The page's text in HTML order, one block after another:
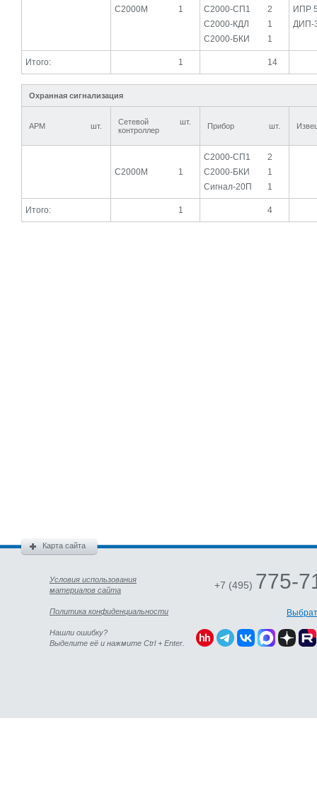
С2000М 1
С2000-СП1
2
С2000-КДЛ
1
С2000-БКИ
1
ИПР
ДИП-
Итого: 1 14
Охранная сигнализация
АРМ шт.
Сетевой
контроллер
шт. Прибор шт.
С2000М 1
С2000-СП1
2
С2000-БКИ
1
Сигнал-20П
1
Итого: 1 4
Карта сайта
Условия использования
материалов сайта
Политика конфиденциальности
Нашли ошибку?
Выделите её и нажмите Ctrl + Enter.
+7 (495) 775-